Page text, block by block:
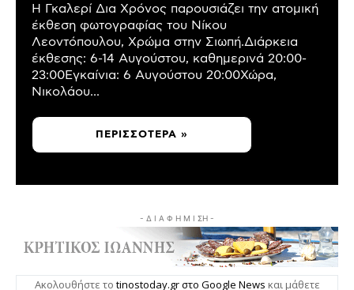
Η Γκαλερί Δια Χρόνος παρουσιάζει την ατομική
έκθεση φωτογραφίας του Νίκου
Λεοντόπουλου, Χρώμα στην Σιωπή.Διάρκεια
έκθεσης: 6-14 Αυγούστου, καθημερινά 20:00-
23:00Εγκαίνια: 6 Αυγούστου 20:00Χώρα,
Νικολάου...
ΠΕΡΙΣΣΌΤΕΡΑ »
- Δ Ι Α Φ Η Μ Ι ΣΗ -
Ακολουθήστε το tinostoday.gr στο Google News και μάθετε